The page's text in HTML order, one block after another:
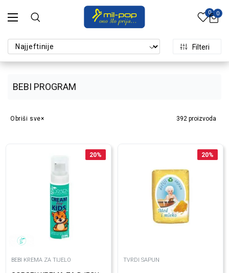
0 0
BEBI PROGRAM
Filteri
392 proizvoda
Obriši sve
20%
BEBI KREMA ZA TIJELO
20%
TVRDI SAPUN